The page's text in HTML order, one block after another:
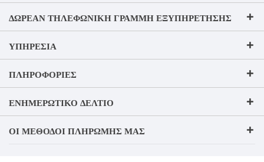
ΔΩΡΕΆΝ ΤΗΛΕΦΩΝΙΚΉ ΓΡΑΜΜΉ ΕΞΥΠΗΡΈΤΗΣΗΣ
ΥΠΗΡΕΣΊΑ
ΠΛΗΡΟΦΟΡΊΕΣ
ΕΝΗΜΕΡΩΤΙΚΌ ΔΕΛΤΊΟ
ΟΙ ΜΈΘΟΔΟΙ ΠΛΗΡΩΜΉΣ ΜΑΣ